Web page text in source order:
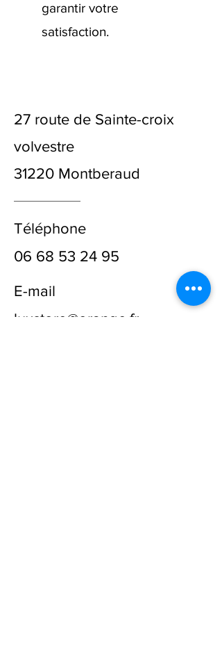
garantir votre
satisfaction.
27 route de Sainte-croix
volvestre
31220 Montberaud
Téléphone
06 68 53 24 95
E-mail
luxstore@orange.fr